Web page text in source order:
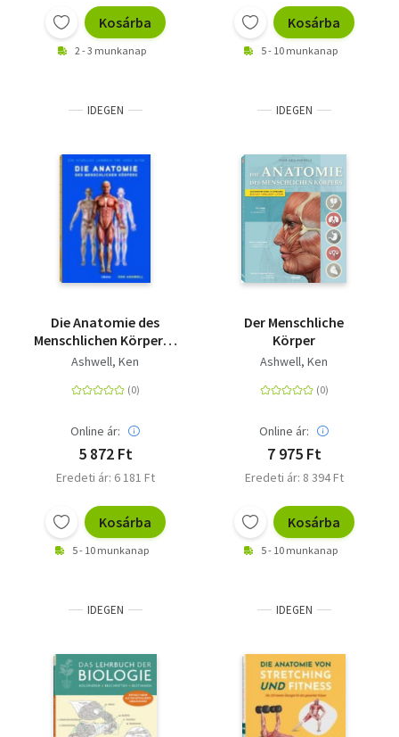
Kosárba
2 - 3 munkanap
Kosárba
5 - 10 munkanap
IDEGEN
Die Anatomie des
Menschlichen Körpers -
Der Menschliche
Ashwell, Ken
Online ár:
5 872 Ft
Eredeti ár: 6 181 Ft
Kosárba
5 - 10 munkanap
IDEGEN
Der Menschliche
Körper
Ashwell, Ken
Online ár:
7 975 Ft
Eredeti ár: 8 394 Ft
Kosárba
5 - 10 munkanap
IDEGEN IDEGEN